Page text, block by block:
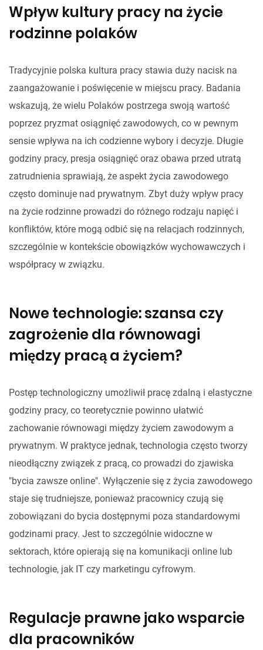
Wpływ kultury pracy na życie
rodzinne polaków
Tradycyjnie polska kultura pracy stawia duży nacisk na
zaangażowanie i poświęcenie w miejscu pracy. Badania
wskazują, że wielu Polaków postrzega swoją wartość
poprzez pryzmat osiągnięć zawodowych, co w pewnym
sensie wpływa na ich codzienne wybory i decyzje. Długie
godziny pracy, presja osiągnięć oraz obawa przed utratą
zatrudnienia sprawiają, że aspekt życia zawodowego
często dominuje nad prywatnym. Zbyt duży wpływ pracy
na życie rodzinne prowadzi do różnego rodzaju napięć i
konfliktów, które mogą odbić się na relacjach rodzinnych,
szczególnie w kontekście obowiązków wychowawczych i
współpracy w związku.
Nowe technologie: szansa czy
zagrożenie dla równowagi
między pracą a życiem?
Postęp technologiczny umożliwił pracę zdalną i elastyczne
godziny pracy, co teoretycznie powinno ułatwić
zachowanie równowagi między życiem zawodowym a
prywatnym. W praktyce jednak, technologia często tworzy
nieodłączny związek z pracą, co prowadzi do zjawiska
"bycia zawsze online". Wyłączenie się z życia zawodowego
staje się trudniejsze, ponieważ pracownicy czują się
zobowiązani do bycia dostępnymi poza standardowymi
godzinami pracy. Jest to szczególnie widoczne w
sektorach, które opierają się na komunikacji online lub
technologie, jak IT czy marketingu cyfrowym.
Regulacje prawne jako wsparcie
dla pracowników